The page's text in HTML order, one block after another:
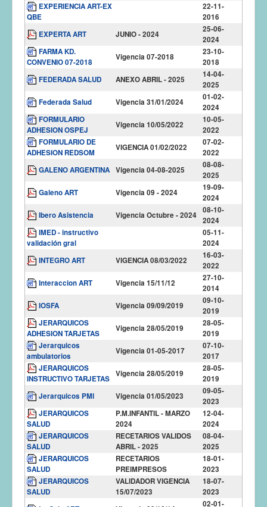
EXPERIENCIA ART-EX
QBE
22-11-
2016
EXPERTA ART
JUNIO - 2024
25-06-
2024
FARMA KD.
CONVENIO 07-2018
Vigencia 07-2018
23-10-
2018
FEDERADA SALUD
ANEXO ABRIL - 2025
14-04-
2025
Federada Salud
Vigencia 31/01/2024
01-02-
2024
FORMULARIO
ADHESION OSPEJ
Vigencia 10/05/2022
10-05-
2022
FORMULARIO DE
ADHESION REDSOM
VIGENCIA 01/02/2022
07-02-
2022
GALENO ARGENTINA Vigencia 04-08-2025
08-08-
2025
Galeno ART
Vigencia 09 - 2024
19-09-
2024
Ibero Asistencia
Vigencia Octubre - 2024
08-10-
2024
IMED - instructivo
validación gral
05-11-
2024
INTEGRO ART
VIGENCIA 08/03/2022
16-03-
2022
Interaccion ART
Vigencia 15/11/12
27-10-
2014
IOSFA
Vigencia 09/09/2019
09-10-
2019
JERARQUICOS
ADHESION TARJETAS
Vigencia 28/05/2019
28-05-
2019
Jerarquicos
ambulatorios
Vigencia 01-05-2017
07-10-
2017
JERARQUICOS
INSTRUCTIVO TARJETAS
Vigencia 28/05/2019
28-05-
2019
Jerarquicos PMI
Vigencia 01/05/2023
09-05-
2023
JERARQUICOS
SALUD
P.M.INFANTIL - MARZO
2024
12-04-
2024
JERARQUICOS
SALUD
RECETARIOS VALIDOS
ABRIL - 2025
08-04-
2025
JERARQUICOS
SALUD
RECETARIOS
PREIMPRESOS
18-01-
2023
JERARQUICOS
SALUD
VALIDADOR VIGENCIA
15/07/2023
18-07-
2023
02-01-